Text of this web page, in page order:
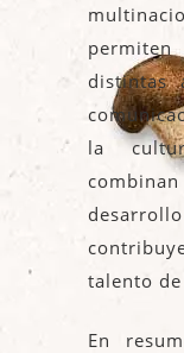
distintas
la
talento
En